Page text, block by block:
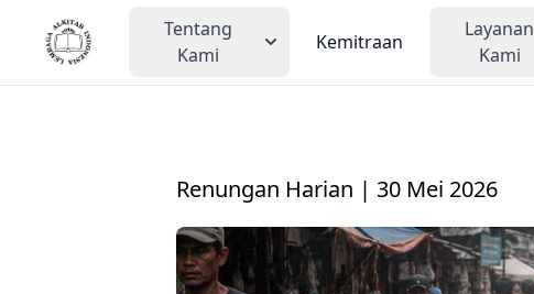
Tentang
Kami
Kemitraan
Layanan
Kami
Renungan Harian | 30 Mei 2026